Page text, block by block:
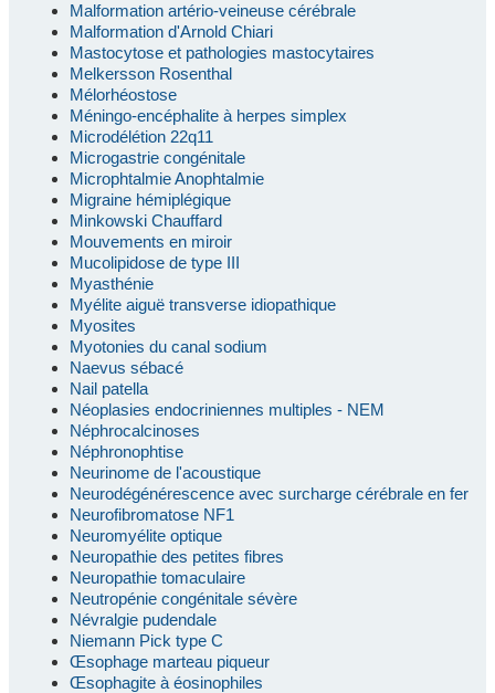
Malformation artério-veineuse cérébrale
Malformation d'Arnold Chiari
Mastocytose et pathologies mastocytaires
Melkersson Rosenthal
Mélorhéostose
Méningo-encéphalite à herpes simplex
Microdélétion 22q11
Microgastrie congénitale
Microphtalmie Anophtalmie
Migraine hémiplégique
Minkowski Chauffard
Mouvements en miroir
Mucolipidose de type III
Myasthénie
Myélite aiguë transverse idiopathique
Myosites
Myotonies du canal sodium
Naevus sébacé
Nail patella
Néoplasies endocriniennes multiples - NEM
Néphrocalcinoses
Néphronophtise
Neurinome de l'acoustique
Neurodégénérescence avec surcharge cérébrale en fer
Neurofibromatose NF1
Neuromyélite optique
Neuropathie des petites fibres
Neuropathie tomaculaire
Neutropénie congénitale sévère
Névralgie pudendale
Niemann Pick type C
Œsophage marteau piqueur
Œsophagite à éosinophiles